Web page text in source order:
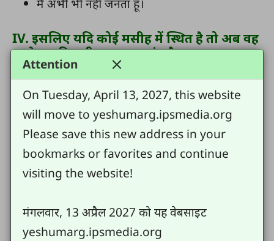
IV. इसलिए यदि कोई मसीह में स्थित है तो अब वह
परमेश्वर की नयी _____ का अंग है। _________
जाती रही हैं। सब कुछ ______ हो गया है (2
कुरुन्थियों 5:17)
बचाये गए बदल जायेंगे , क्या आपने दिए गए अनुभव में से
किसी का अनुभव किया है ?
अंदरुनी शांति
निरंतर परमेश्वर के प्रेम अनुभव करना
Attention
On Tuesday, April 13, 2027, this website
will move to yeshumarg.ipsmedia.org
Please save this new address in your
bookmarks or favorites and continue
visiting the website!
मंगलवार, 13 अप्रैल 2027 को यह वेबसाइट
yeshumarg.ipsmedia.org